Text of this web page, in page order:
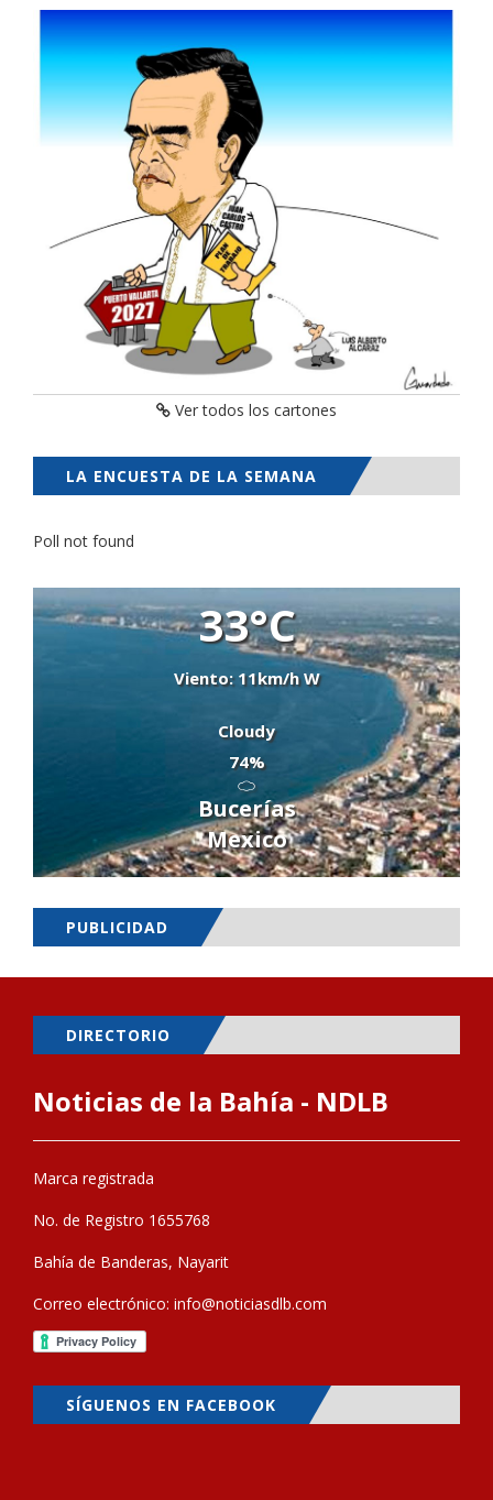
Ver todos los cartones
LA ENCUESTA DE LA SEMANA
Poll not found
33°C
Viento: 11km/h W
Cloudy
74%
Bucerías
Mexico
PUBLICIDAD
DIRECTORIO
Noticias de la Bahía - NDLB
Marca registrada
No. de Registro 1655768
Bahía de Banderas, Nayarit
Correo electrónico: info@noticiasdlb.com
SÍGUENOS EN FACEBOOK